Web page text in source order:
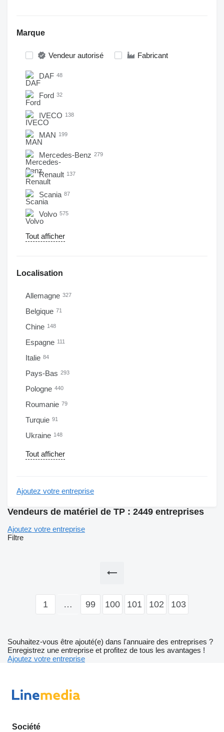
Marque
Vendeur autorisé Fabricant
DAF 48
Ford 32
IVECO 138
MAN 199
Mercedes-Benz 279
Renault 137
Scania 87
Volvo 575
Tout afficher
Localisation
Allemagne 327
Belgique 71
Chine 148
Espagne 111
Italie 84
Pays-Bas 293
Pologne 440
Roumanie 79
Turquie 91
Ukraine 148
Tout afficher
Ajoutez votre entreprise
Vendeurs de matériel de TP : 2449 entreprises
Ajoutez votre entreprise
Filtre
1 … 99 100 101 102 103
Souhaitez-vous être ajouté(e) dans l'annuaire des entreprises ?
Enregistrez une entreprise et profitez de tous les avantages !
Ajoutez votre entreprise
Société